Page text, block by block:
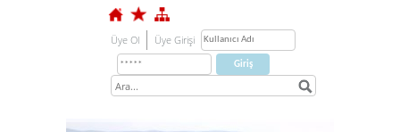
Üye Ol Üye Girişi